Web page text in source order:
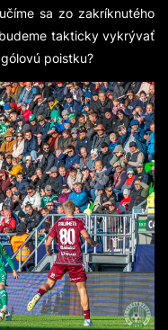
sa zo zakríknutého
takticky vykrývať
poistku?